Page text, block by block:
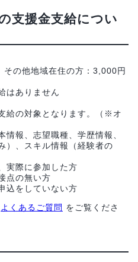
支援金支給につい
の他地域在住の方：3,000円
はありません
給の対象となります。（※オ
情報、志望職種、学歴情報、
）、スキル情報（経験者の
実際に参加した方
点の無い方
込をしていない方
よくあるご質問 をご覧くださ